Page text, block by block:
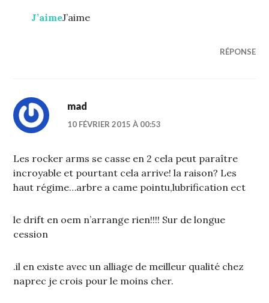
J’aimeJ’aime
RÉPONSE
mad
10 FÉVRIER 2015 À 00:53
Les rocker arms se casse en 2 cela peut paraître
incroyable et pourtant cela arrive! la raison? Les
haut régime…arbre a came pointu,lubrification ect
le drift en oem n’arrange rien!!!! Sur de longue
cession
.il en existe avec un alliage de meilleur qualité chez
naprec je crois pour le moins cher.